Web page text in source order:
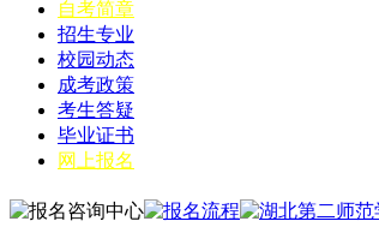
自考简章
招生专业
校园动态
成考政策
考生答疑
毕业证书
网上报名